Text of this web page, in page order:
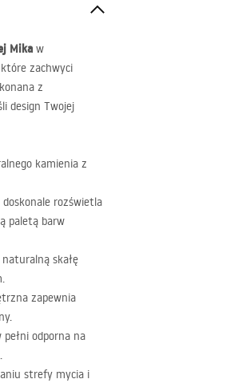
Mika w
zachwyci
z
design Twojej
kamienia z
rozświetla
paletą barw
skałę
zapewnia
odporna na
strefy mycia i